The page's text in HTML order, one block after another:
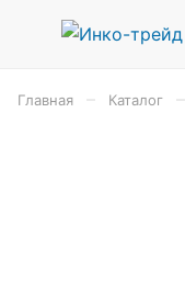
Главная Каталог